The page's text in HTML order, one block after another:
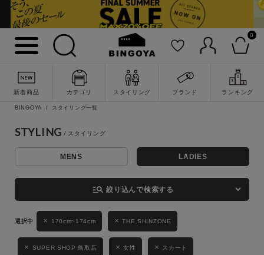
0
新着商品 カテゴリ スタイリング ブランド ランキング
詳細検索
性別
LADIES
BINGOYA スタイリング一覧
STYLING
MENS LADIES
manage_search 絞り込んで検索する
170cm~174cm THE SHINZONE
SUPER SHOP 鳥取店 女性 スカート